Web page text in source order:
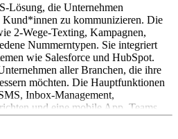
Lösung, die Unternehmen
zu kommunizieren. Die
2-Wege-Texting, Kampagnen,
Nummerntypen. Sie integriert
wie Salesforce und HubSpot.
aller Branchen, die ihre
möchten. Die Hauptfunktionen
Inbox-Management,
und eine mobile App. Teams
und Gespräche nutzen, um